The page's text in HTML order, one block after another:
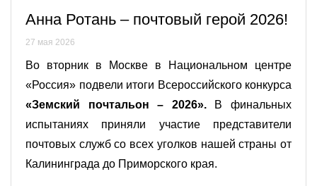
Анна Ротань – почтовый герой 2026!
27 мая 2026
Во вторник в Москве в Национальном центре
«Россия» подвели итоги Всероссийского конкурса
«Земский почтальон – 2026». В финальных
испытаниях приняли участие представители
почтовых служб со всех уголков нашей страны от
Калининграда до Приморского края.